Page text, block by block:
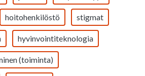
hoitohenkilöstö stigmat
hyvinvointiteknologia
(toiminta)